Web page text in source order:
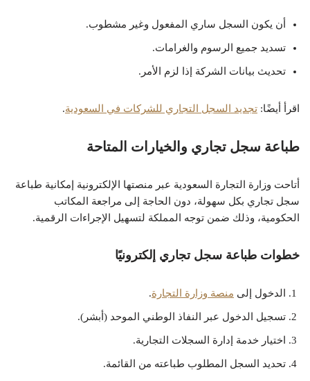
أن يكون السجل ساري المفعول وغير مشطوب.
تسديد جميع الرسوم والغرامات.
تحديث بيانات الشركة إذا لزم الأمر.
اقرأ أيضًا: تجديد السجل التجاري للشركات في السعودية.
طباعة سجل تجاري والخيارات المتاحة
أتاحت وزارة التجارة السعودية عبر منصتها الإلكترونية إمكانية طباعة
سجل تجاري بكل سهولة، دون الحاجة إلى مراجعة المكاتب
الحكومية، وذلك ضمن توجه المملكة لتسهيل الإجراءات الرقمية.
خطوات طباعة سجل تجاري إلكترونيًا
الدخول إلى منصة وزارة التجارة.
تسجيل الدخول عبر النفاذ الوطني الموحد (أبشر).
اختيار خدمة إدارة السجلات التجارية.
تحديد السجل المطلوب طباعته من القائمة.